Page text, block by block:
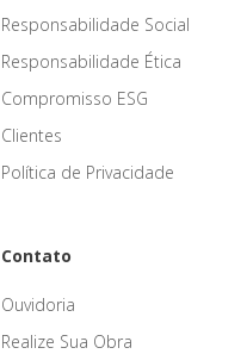
Responsabilidade Social
Responsabilidade Ética
Compromisso ESG
Clientes
Política de Privacidade
Contato
Ouvidoria
Realize Sua Obra